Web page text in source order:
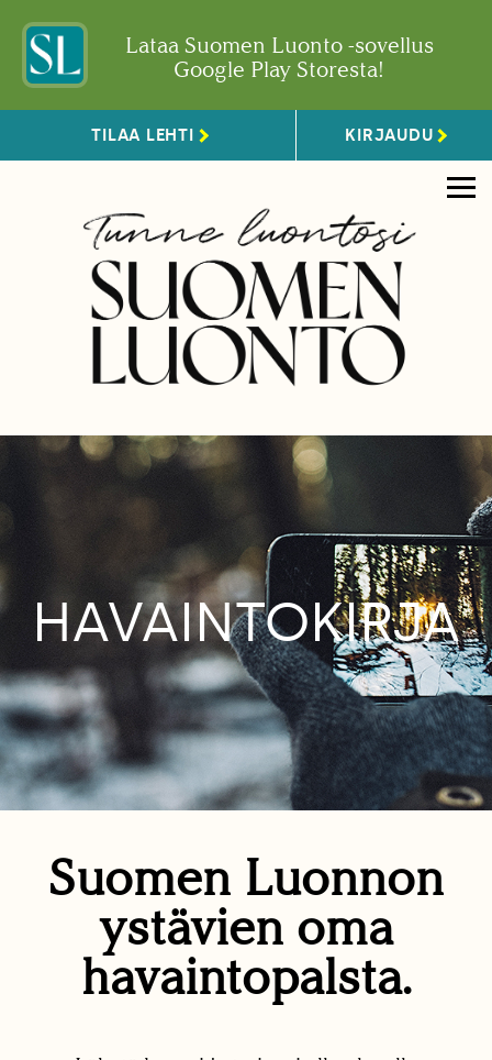
Lataa Suomen Luonto -sovellus
Google Play Storesta!
TILAA LEHTI KIRJAUDU
HAVAINTOKIRJA
Suomen Luonnon
ystävien oma
havaintopalsta.